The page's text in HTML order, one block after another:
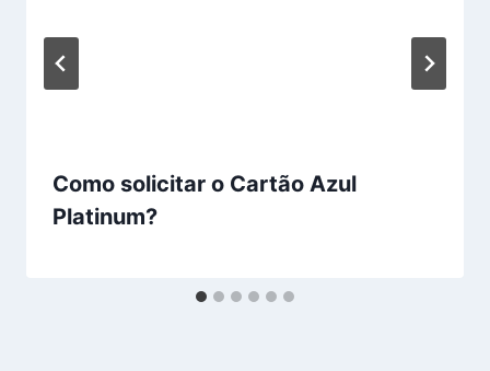
Como solicitar o Cartão Azul
Platinum?